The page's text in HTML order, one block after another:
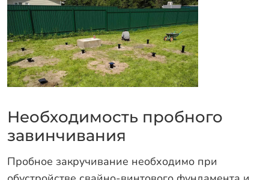
О компании
Акции
Новости
Партнёрам
Доставка
Отзывы
Необходимость пробного
завинчивания
Пробное закручивание необходимо при